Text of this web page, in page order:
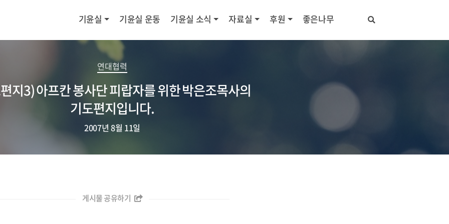
기윤실 기윤실 운동 기윤실 소식 자료실 후원 좋은나무
연대협력
지3) 아프칸 봉사단 피랍자를 위한 박은조목사의
기도편지입니다.
2007년 8월 11일
게시물 공유하기